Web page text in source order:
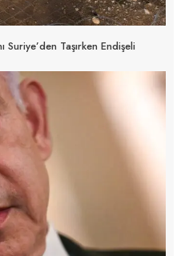
Suriye’den Taşırken Endişeli